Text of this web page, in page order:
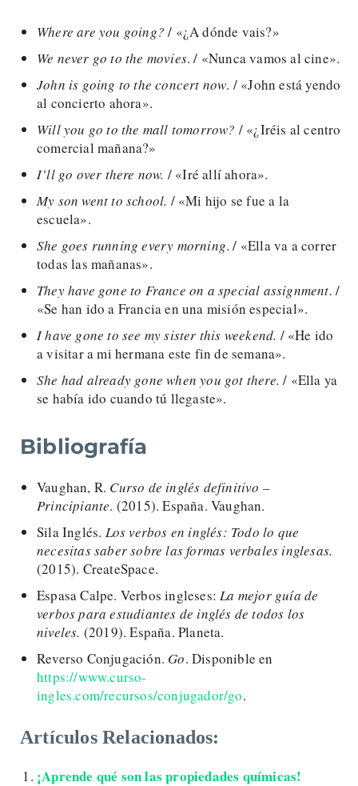
Where are you going?/ «¿A dónde vais?»
We never go to the movies. / «Nunca vamos al cine».
John is going to the concert now. / «John está yendo
al concierto ahora».
Will you go to the mall tomorrow? / «¿Iréis al centro
comercial mañana?»
I’ll go over there now. / «Iré allí ahora».
My son went to school. / «Mi hijo se fue a la
escuela».
She goes running every morning. / «Ella va a correr
todas las mañanas».
They have gone to France on a special assignment. /
«Se han ido a Francia en una misión especial».
I have gone to see my sister this weekend. / «He ido
a visitar a mi hermana este fin de semana».
She had already gone when you got there. / «Ella ya
se había ido cuando tú llegaste».
Bibliografía
Vaughan, R. Curso de inglés definitivo –
Principiante. (2015). España. Vaughan.
Sila Inglés. Los verbos en inglés: Todo lo que
necesitas saber sobre las formas verbales inglesas.
(2015). CreateSpace.
Espasa Calpe. Verbos ingleses:La mejor guía de
verbos para estudiantes de inglés de todos los
niveles. (2019). España. Planeta.
Reverso Conjugación. Go. Disponible en
https://www.curso-
ingles.com/recursos/conjugador/go.
Artículos Relacionados:
¡Aprende qué son las propiedades químicas!